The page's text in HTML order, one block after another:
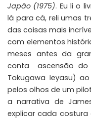
Japão (1975). Eu li o
lá para cá, reli umas
das coisas mais
com elementos
meses antes da
conta ascensão
Tokugawa Ieyasu)
pelos olhos de um
a narrativa de
explicar cada